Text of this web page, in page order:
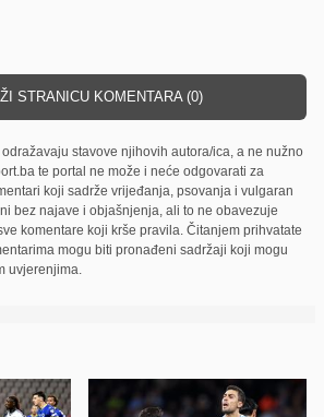
STRANICU KOMENTARA (0)
stavove njihovih autora/ica, a ne nužno
te portal ne može i neće odgovarati za
koji sadrže vrijeđanja, psovanja i vulgaran
bez najave i objašnjenja, ali to ne obavezuje
komentare koji krše pravila. Čitanjem prihvatate
mogu biti pronađeni sadržaji koji mogu
uvjerenjima.